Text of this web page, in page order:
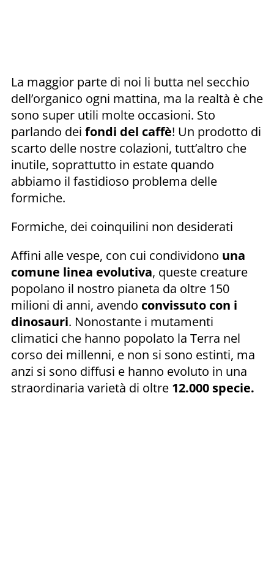
La maggior parte di noi li butta nel secchio
dell’organico ogni mattina, ma la realtà è che
sono super utili molte occasioni. Sto
parlando dei fondi del caffè! Un prodotto di
scarto delle nostre colazioni, tutt’altro che
inutile, soprattutto in estate quando
abbiamo il fastidioso problema delle
formiche.
Formiche, dei coinquilini non desiderati
Affini alle vespe, con cui condividono una
comune linea evolutiva, queste creature
popolano il nostro pianeta da oltre 150
milioni di anni, avendo convissuto con i
dinosauri. Nonostante i mutamenti
climatici che hanno popolato la Terra nel
corso dei millenni, e non si sono estinti, ma
anzi si sono diffusi e hanno evoluto in una
straordinaria varietà di oltre 12.000 specie.